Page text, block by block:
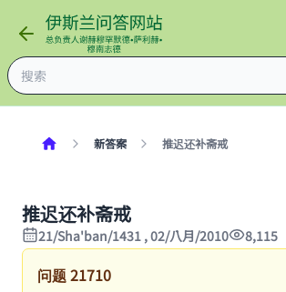
新答案 推迟还补斋戒
推迟还补斋戒
21/Sha'ban/1431 , 02/八月/2010 8,115
问题21710